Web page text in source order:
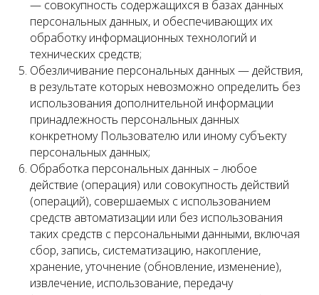
— совокупность содержащихся в базах данных
персональных данных, и обеспечивающих их
обработку информационных технологий и
технических средств;
Обезличивание персональных данных — действия,
в результате которых невозможно определить без
использования дополнительной информации
принадлежность персональных данных
конкретному Пользователю или иному субъекту
персональных данных;
Обработка персональных данных – любое
действие (операция) или совокупность действий
(операций), совершаемых с использованием
средств автоматизации или без использования
таких средств с персональными данными, включая
сбор, запись, систематизацию, накопление,
хранение, уточнение (обновление, изменение),
извлечение, использование, передачу